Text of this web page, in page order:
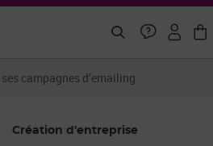
campagnes d’emailing
Création d'entreprise